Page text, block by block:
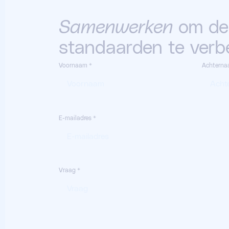
Samenwerken om de
standaarden te
Voornaam
E-mailadres
Vraag